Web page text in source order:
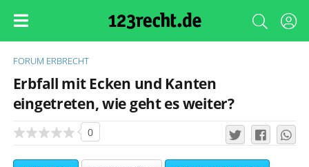
FORUM ERBRECHT
Erbfall mit Ecken und Kanten
eingetreten, wie geht es weiter?
0